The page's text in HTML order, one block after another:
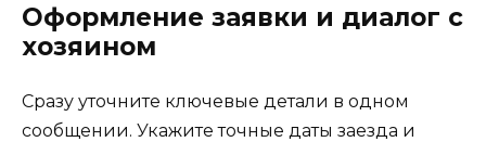
Оформление заявки и диалог с
хозяином
Сразу уточните ключевые детали в одном
сообщении. Укажите точные даты заезда и